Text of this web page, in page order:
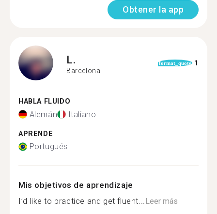
Obtener la app
L.
Barcelona
format_quote 1
HABLA FLUIDO
Alemán Italiano
APRENDE
Portugués
Mis objetivos de aprendizaje
I’d like to practice and get fluent...Leer más